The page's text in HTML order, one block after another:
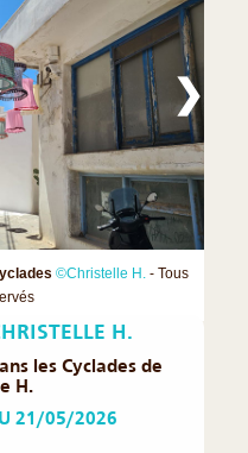
©Christelle H. - Tous
❯
H.
les Cyclades de
H.
21/05/2026